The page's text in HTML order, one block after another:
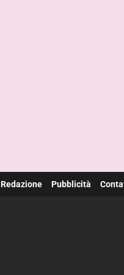
Redazione Pubblicità